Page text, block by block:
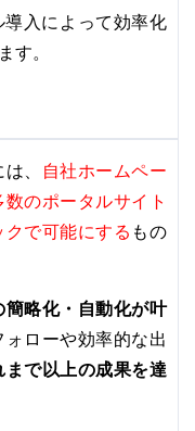
入によって効率化
す。
、
自社ホームペー
のポータルサイト
で可能にする もの
簡略化・自動化が叶
ローや効率的な出
で以上の成果を達